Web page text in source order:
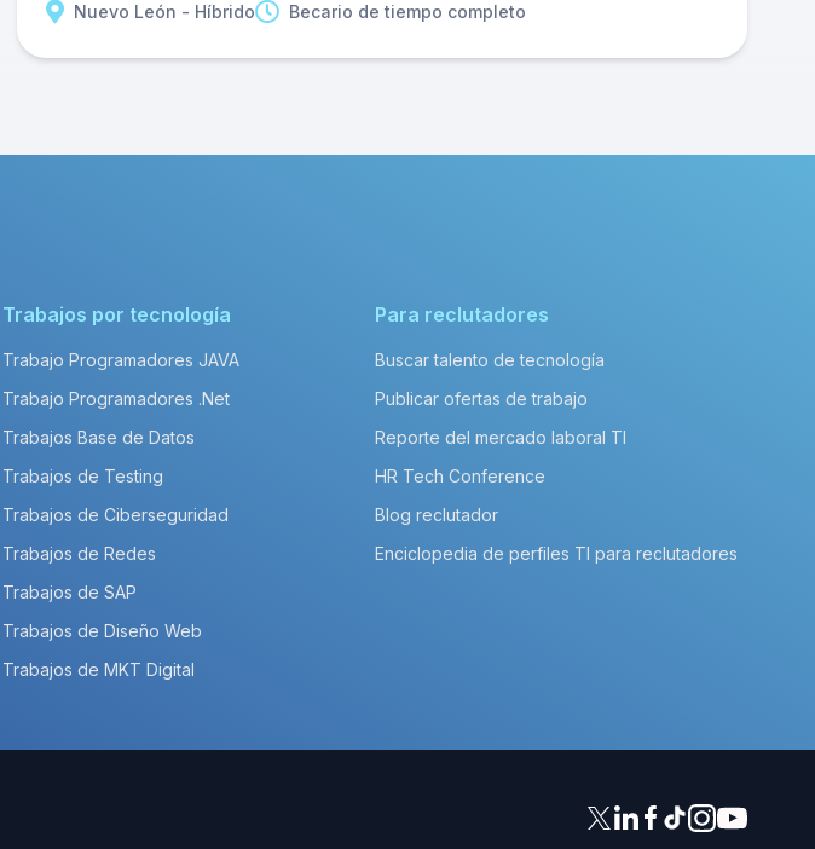
Nuevo León - Híbrido Becario de tiempo completo
Trabajos por tecnología
Trabajo Programadores JAVA
Trabajo Programadores .Net
Trabajos Base de Datos
Trabajos de Testing
Trabajos de Ciberseguridad
Trabajos de Redes
Trabajos de SAP
Trabajos de Diseño Web
Trabajos de MKT Digital
Para reclutadores
Buscar talento de tecnología
Publicar ofertas de trabajo
Reporte del mercado laboral TI
HR Tech Conference
Blog reclutador
Enciclopedia de perfiles TI para reclutadores